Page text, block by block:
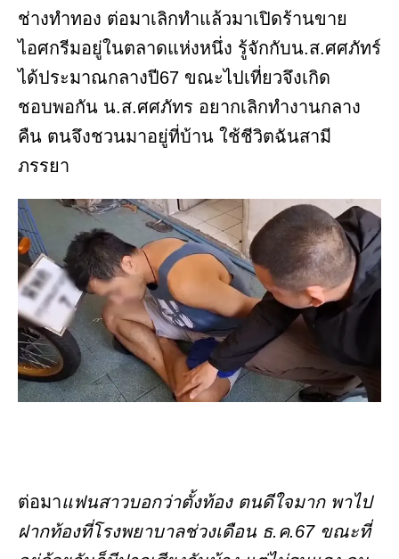
ช่างทำทอง ต่อมาเลิกทำแล้วมาเปิดร้านขาย
ไอศกรีมอยู่ในตลาดแห่งหนึ่ง รู้จักกับน.ส.ศศภัทร์
ได้ประมาณกลางปี67 ขณะไปเที่ยวจึงเกิด
ชอบพอกัน น.ส.ศศภัทร อยากเลิกทำงานกลาง
คืน ตนจึงชวนมาอยู่ที่บ้าน ใช้ชีวิตฉันสามี
ภรรยา
ต่อมาแฟนสาวบอกว่าตั้งท้อง ตนดีใจมาก พาไป
ฝากท้องที่โรงพยาบาลช่วงเดือน ธ.ค.67 ขณะที่